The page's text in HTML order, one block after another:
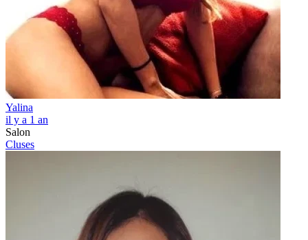
Yalina
il y a 1 an
Salon
Cluses